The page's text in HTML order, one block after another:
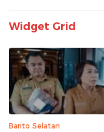
Widget Grid
Barito Selatan